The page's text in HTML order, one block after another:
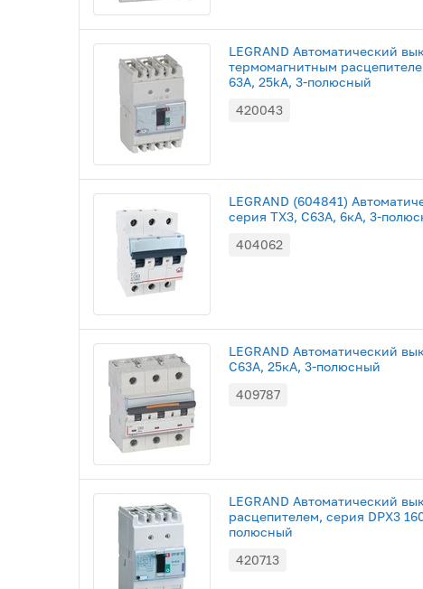
LEGRAND Автоматический
термомагнитным
63A, 25kA, 3-полюсный
420043
LEGRAND (604841)
серия TX3, С63A, 6кА, 3-
404062
LEGRAND Автоматический
C63A, 25кА, 3-полюсный
409787
LEGRAND Автоматический
расцепителем, серия DPX3
полюсный
420713